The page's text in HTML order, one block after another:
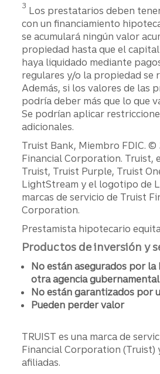
3 Los prestatarios deben
con un financiamiento
se acumulará ningún valor
propiedad hasta que el
haya liquidado mediante
regulares y/o la propiedad se
Además, si los valores de las
podría deber más que lo que
Se podrían aplicar
adicionales.
Divulgaciones
Truist Bank, Miembro FDIC. ©
Financial Corporation. Truist,
Truist, Truist Purple, Truist
LightStream y el logotipo de
marcas de servicio de Truist
Corporation.
Prestamista hipotecario
Productos de inversión y
No están asegurados por la
otra agencia
No están garantizados por
Pueden perder valor
TRUIST es una marca de
Financial Corporation (Truist)
afiliadas.